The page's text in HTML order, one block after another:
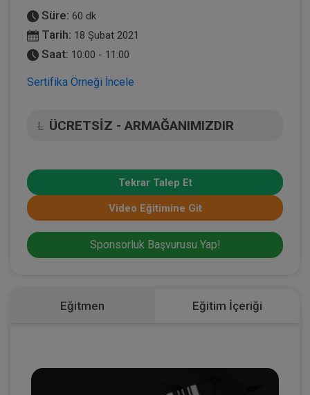
Süre: 60 dk
Tarih: 18 Şubat 2021
Saat: 10:00 - 11:00
Sertifika Örneği İncele
L ÜCRETSİZ - ARMAĞANIMIZDIR
Tekrar Talep Et
Video Eğitimine Git
Sponsorluk Başvurusu Yap!
Eğitmen Eğitim İçeriği